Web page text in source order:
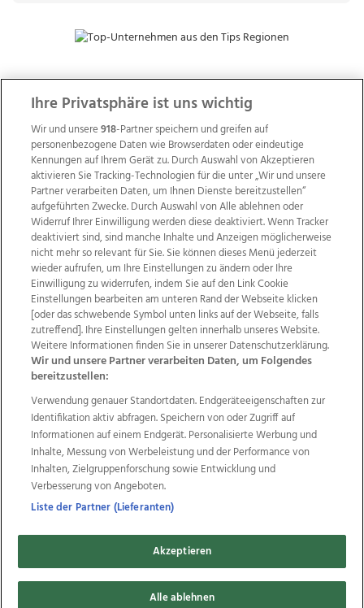
ZUR NACHRICHTENÜBERSICHT
Wir über uns Mediadaten Kontakt
Jobs
Datenschutz
Impressum
AGB Anzeigekunden
AGB Website
Ehrenkodex Politische Werbung
Weitere Angebote des Medienhauses Wimmer
TV1 di-mog-i.at OÖNow
Ischler Woche
Life Radio
OÖNachrichten
OÖN Immobilien
OÖN Karriere
OÖN Reise
Promenaden Galerien
Regionaljobs
wasistlos.at
Copyrights © 2026 Tips Zeitungs GmbH & Co KG
Ihre Privatsphäre ist uns wichtig
Wir und unsere918-Partner speichern und greifen auf
personenbezogene Daten wie Browserdaten oder eindeutige
Kennungen auf Ihrem Gerät zu. Durch Auswahl von Akzeptieren
aktivieren Sie Tracking-Technologien für die unter „Wir und unsere
Partner verarbeiten Daten, um Ihnen Dienste bereitzustellen“
aufgeführten Zwecke. Durch Auswahl von Alle ablehnen oder
Widerruf Ihrer Einwilligung werden diese deaktiviert. Wenn Tracker
deaktiviert sind, sind manche Inhalte und Anzeigen möglicherweise
nicht mehr so relevant für Sie. Sie können dieses Menü jederzeit
wieder aufrufen, um Ihre Einstellungen zu ändern oder Ihre
Einwilligung zu widerrufen, indem Sie auf den Link Cookie
Einstellungen bearbeiten am unteren Rand der Webseite klicken
[oder das schwebende Symbol unten links auf der Webseite, falls
zutreffend]. Ihre Einstellungen gelten innerhalb unseres Website.
Weitere Informationen finden Sie in unserer Datenschutzerklärung.
Wir und unsere Partner verarbeiten Daten, um Folgendes
bereitzustellen:
Verwendung genauer Standortdaten. Endgeräteeigenschaften zur
Identifikation aktiv abfragen. Speichern von oder Zugriff auf
Informationen auf einem Endgerät. Personalisierte Werbung und
Inhalte, Messung von Werbeleistung und der Performance von
Inhalten, Zielgruppenforschung sowie Entwicklung und
Verbesserung von Angeboten.
Liste der Partner (Lieferanten)
Akzeptieren
Alle ablehnen